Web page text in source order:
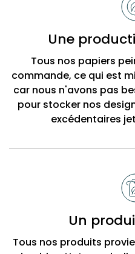
BobbiUne
Tous nos papiers
commande, ce qui est
car nous n'avons pas
pour stocker nos
excédentaires
Un
Tous nos produits